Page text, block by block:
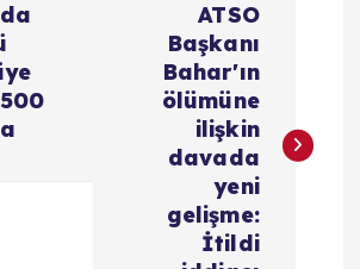
ATSO
Başkanı
Bahar'ın
ölümüne
ilişkin
davada
yeni
gelişme:
İtildi